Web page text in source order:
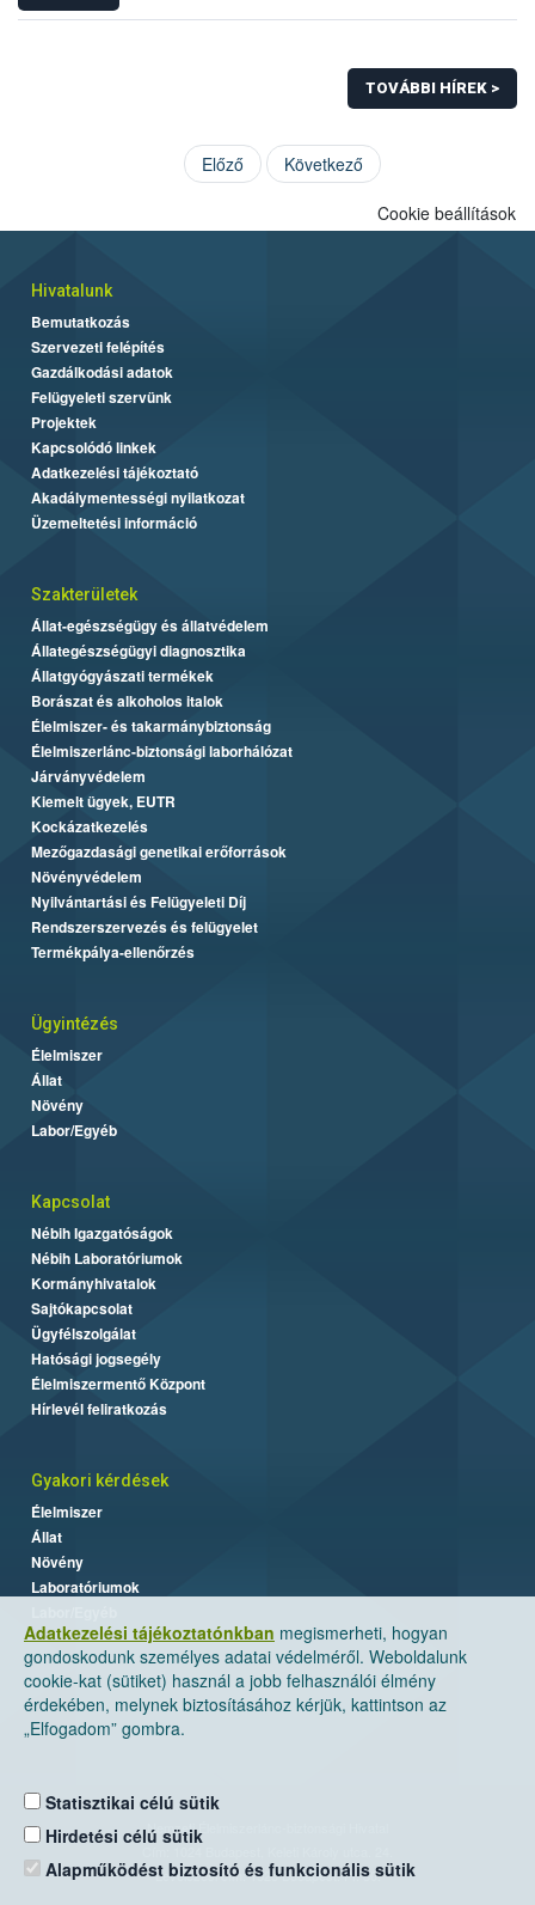
TOVÁBBI HÍREK >
Előző Következő
Adatkezelési tájékoztatónkban megismerheti, hogyan
gondoskodunk személyes adatai védelméről. Weboldalunk
cookie-kat (sütiket) használ a jobb felhasználói élmény
érdekében, melynek biztosításához kérjük, kattintson az
„Elfogadom” gombra.
Statisztikai célú sütik
Hirdetési célú sütik
Alapműködést biztosító és funkcionális sütik
Cookie beállítások
Hivatalunk
Bemutatkozás
Szervezeti felépítés
Gazdálkodási adatok
Felügyeleti szervünk
Projektek
Kapcsolódó linkek
Adatkezelési tájékoztató
Akadálymentességi nyilatkozat
Üzemeltetési információ
Szakterületek
Állat-egészségügy és állatvédelem
Állategészségügyi diagnosztika
Állatgyógyászati termékek
Borászat és alkoholos italok
Élelmiszer- és takarmánybiztonság
Élelmiszerlánc-biztonsági laborhálózat
Járványvédelem
Kiemelt ügyek, EUTR
Kockázatkezelés
Mezőgazdasági genetikai erőforrások
Növényvédelem
Nyilvántartási és Felügyeleti Díj
Rendszerszervezés és felügyelet
Termékpálya-ellenőrzés
Ügyintézés
Élelmiszer
Állat
Növény
Labor/Egyéb
Kapcsolat
Nébih Igazgatóságok
Nébih Laboratóriumok
Kormányhivatalok
Sajtókapcsolat
Ügyfélszolgálat
Hatósági jogsegély
Élelmiszermentő Központ
Hírlevél feliratkozás
Gyakori kérdések
Élelmiszer
Állat
Növény
Laboratóriumok
Nemzeti Élelmiszerlánc-biztonsági Hivatal
Levelezési cím: 1525 Budapest. Pf. 30.